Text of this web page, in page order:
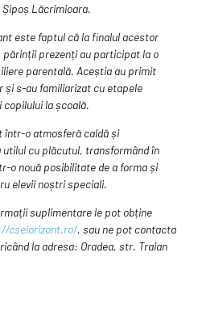
Lăcrimioara.
este faptul că la finalul acestor
prezenți au participat la o
parentală. Aceștia au primit
și s-au familiarizat cu etapele
copilului la școală.
într-o atmosferă caldă și
cu plăcutul, transformând în
o nouă posibilitate de a forma și
elevii noștri speciali.
suplimentare le pot obține
cseiorizont.ro/, sau ne pot contacta
la adresa: Oradea, str. Traian